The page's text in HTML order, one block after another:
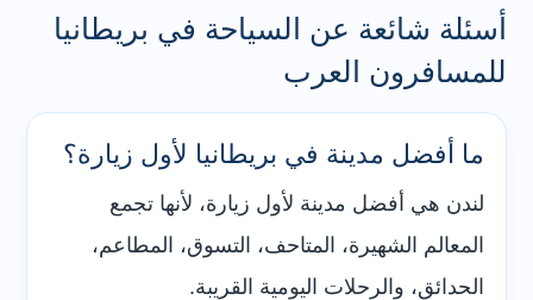
أسئلة شائعة عن السياحة في بريطانيا
للمسافرون العرب
ما أفضل مدينة في بريطانيا لأول زيارة؟
لندن هي أفضل مدينة لأول زيارة، لأنها تجمع
المعالم الشهيرة، المتاحف، التسوق، المطاعم،
الحدائق، والرحلات اليومية القريبة.